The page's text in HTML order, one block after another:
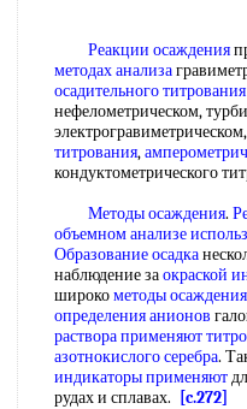
Реакции осаждения
методах анализа
осадительного титрования
нефелометрическом,
электрогравиметрическом,
титрования,
кондуктометрического
Методы осаждения.
объемном анализе
Образование осадка
наблюдение заокраской
широкометоды
определения анионов
раствора применяют
азотнокислого серебра.
индикаторы применяют
рудах и сплавах.
[c.272]